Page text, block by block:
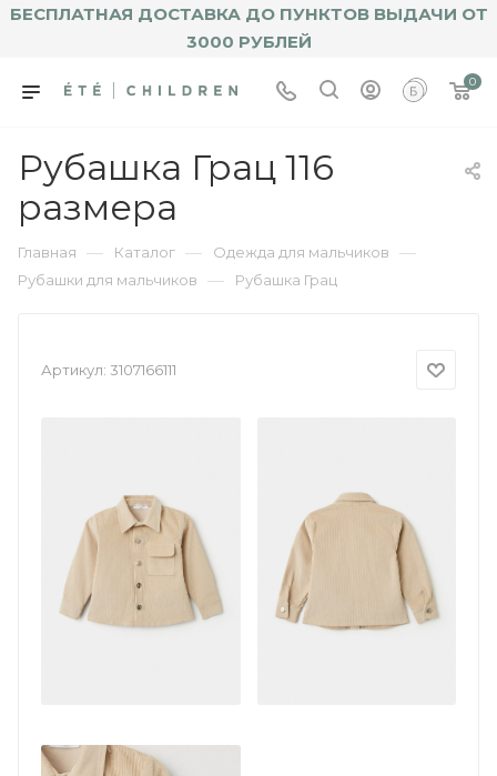
БЕСПЛАТНАЯ ДОСТАВКА ДО ПУНКТОВ ВЫДАЧИ ОТ
3000 РУБЛЕЙ
0
Рубашка Грац 116
размера
Главная — Каталог — Одежда для мальчиков —
Рубашки для мальчиков — Рубашка Грац
Артикул: 3107166111